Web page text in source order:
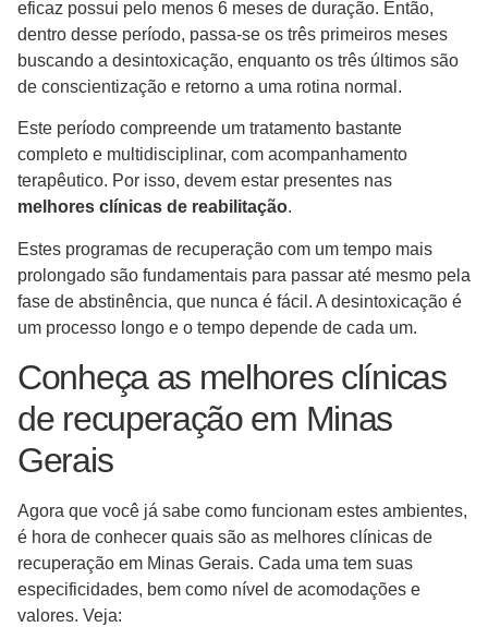
eficaz possui pelo menos 6 meses de duração. Então,
dentro desse período, passa-se os três primeiros meses
buscando a desintoxicação, enquanto os três últimos são
de conscientização e retorno a uma rotina normal.
Este período compreende um tratamento bastante
completo e multidisciplinar, com acompanhamento
terapêutico. Por isso, devem estar presentes nas
melhores clínicas de reabilitação.
Estes programas de recuperação com um tempo mais
prolongado são fundamentais para passar até mesmo pela
fase de abstinência, que nunca é fácil. A desintoxicação é
um processo longo e o tempo depende de cada um.
Conheça as melhores clínicas
de recuperação em Minas
Gerais
Agora que você já sabe como funcionam estes ambientes,
é hora de conhecer quais são as melhores clínicas de
recuperação em Minas Gerais. Cada uma tem suas
especificidades, bem como nível de acomodações e
valores. Veja: